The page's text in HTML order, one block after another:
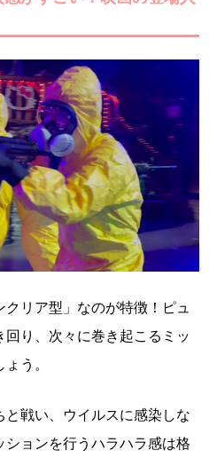
リア型」なのが特徴！ピュ
り、次々に巻き起こるミッ
う。
戦い、ウイルスに感染しな
ョンを行うハラハラ感は格